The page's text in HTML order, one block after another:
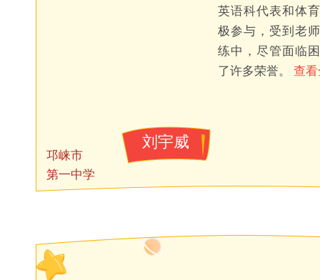
刘宇威
邛崃市
第一中学
英语科代表和体
极参与，受到老
练中，尽管面临
了许多荣誉。 查